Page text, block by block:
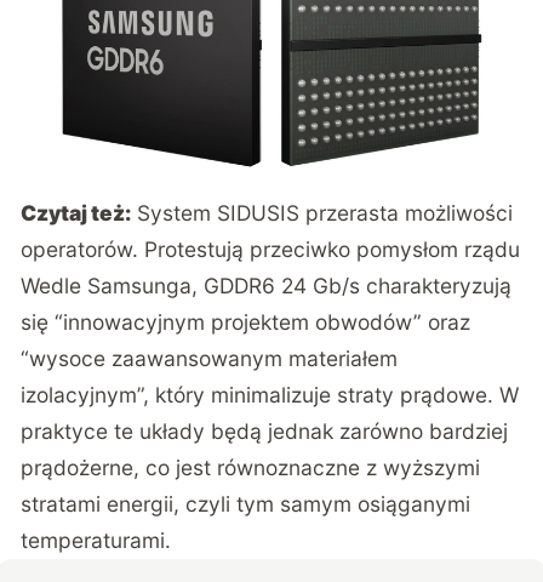
Czytaj też: System SIDUSIS przerasta możliwości
operatorów. Protestują przeciwko pomysłom rządu
Wedle Samsunga, GDDR6 24 Gb/s charakteryzują
się “innowacyjnym projektem obwodów” oraz
“wysoce zaawansowanym materiałem
izolacyjnym”, który minimalizuje straty prądowe. W
praktyce te układy będą jednak zarówno bardziej
prądożerne, co jest równoznaczne z wyższymi
stratami energii, czyli tym samym osiąganymi
temperaturami.